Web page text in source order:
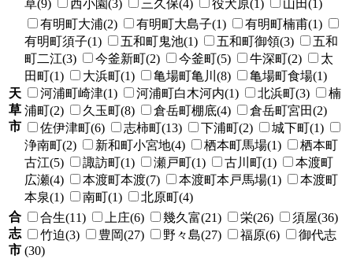
草(9) 西小園(3) 三久保(4) 役犬原(1) 山田(1)
天
草
市
有明町大浦(2) 有明町大島子(1)
有明町楠甫(1)
有明町須子(1)
五和町鬼池(1) 五和町御領(3)
五和
町二江(3)
今釜新町(2) 今釜町(5) 牛深町(2)
太
田町(1)
大浜町(1) 亀場町亀川(8)
亀場町食場(1)
河浦町崎津(1)
河浦町白木河内(1) 北浜町(3)
楠
浦町(2)
久玉町(8) 倉岳町棚底(4)
倉岳町宮田(2)
佐伊津町(6)
志柿町(13) 下浦町(2)
城下町(1)
浄南町(2)
新和町小宮地(4) 栖本町馬場(1)
栖本町
古江(5)
諏訪町(1) 瀬戸町(1) 古川町(1)
本渡町
広瀬(4)
本渡町本渡(7) 本渡町本戸馬場(1)
本渡町
本泉(1)
南町(1)
北原町(4)
合
志
市
合生(11) 上庄(6) 幾久富(21) 栄(26)
須屋(36)
竹迫(3)
豊岡(27) 野々島(27) 福原(6)
御代志
(30)